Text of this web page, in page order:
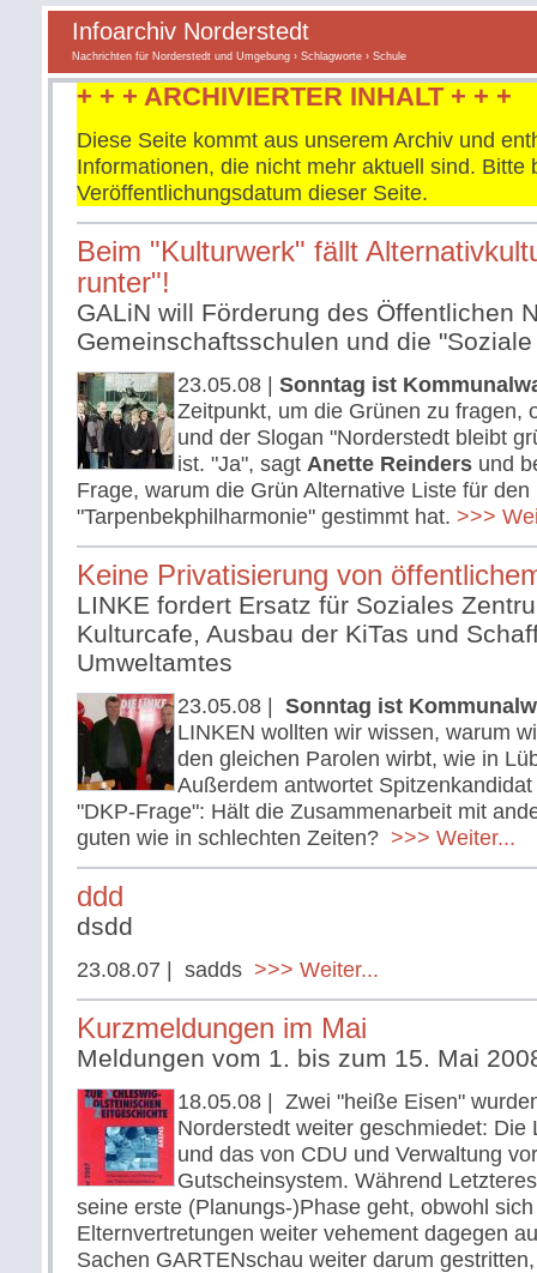
Infoarchiv Norderstedt
Nachrichten für Norderstedt und Umgebung › Schlagworte › Schule
+ + + ARCHIVIERTER INHALT + + +
Diese Seite kommt aus unserem Archiv und
Informationen, die nicht mehr aktuell sind. Bitte
Veröffentlichungsdatum dieser Seite.
Beim "Kulturwerk" fällt
runter"!
GALiN will Förderung des Öffentlichen
Gemeinschaftsschulen und die
23.05.08
Sonntag ist
Zeitpunkt, um die Grünen zu fragen,
und der Slogan "Norderstedt bleibt
ist. "Ja", sagt Anette Reinders und
Frage, warum die Grün Alternative Liste für den
"Tarpenbekphilharmonie" gestimmt hat. >>>
Keine Privatisierung von
LINKE fordert Ersatz für Soziales
Kulturcafe, Ausbau der KiTas und
Umweltamtes
23.05.08
Sonntag ist
LINKEN wollten wir wissen, warum
den gleichen Parolen wirbt, wie in
Außerdem antwortet Spitzenkandidat
"DKP-Frage": Hält die Zusammenarbeit mit
guten wie in schlechten Zeiten? >>> Weiter...
ddd
dsdd
23.08.07 | sadds >>> Weiter...
Kurzmeldungen im Mai
Meldungen vom 1. bis zum 15. Mai
18.05.08 | Zwei "heiße Eisen"
Norderstedt weiter geschmiedet: Die
und das von CDU und Verwaltung
Gutscheinsystem. Während
seine erste (Planungs-)Phase geht, obwohl
Elternvertretungen weiter vehement dagegen
Sachen GARTENschau weiter darum